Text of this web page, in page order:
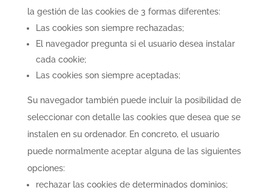
la gestión de las cookies de 3 formas diferentes:
Las cookies son siempre rechazadas;
El navegador pregunta si el usuario desea instalar
cada cookie;
Las cookies son siempre aceptadas;
Su navegador también puede incluir la posibilidad de
seleccionar con detalle las cookies que desea que se
instalen en su ordenador. En concreto, el usuario
puede normalmente aceptar alguna de las siguientes
opciones:
rechazar las cookies de determinados dominios;